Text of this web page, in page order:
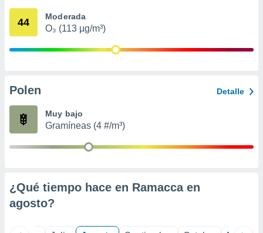
mediante
publicidad
de
44 Moderada
O₃ (113 µg/m³)
Polen Detalle
Muy bajo
Gramíneas (4 #/m³)
¿Qué tiempo hace en Ramacca en
agosto?